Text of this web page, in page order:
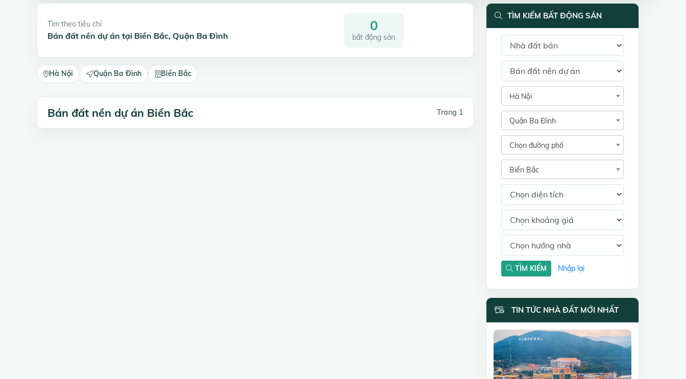
Tìm theo tiêu chí
Bán đất nền dự án tại Biển Bắc, Quận Ba Đình
0
bất động sản
Hà Nội Quận Ba Đình Biển Bắc
Bán đất nền dự án Biển Bắc Trang 1
TÌM KIẾM BẤT ĐỘNG SẢN
Hà Nội
Quận Ba Đình
Chọn đường phố
Biển Bắc
TÌM KIẾM Nhập lại
TIN TỨC NHÀ ĐẤT MỚI NHẤT